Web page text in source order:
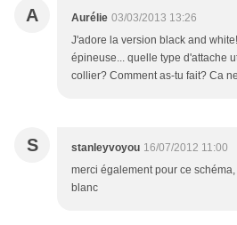
A Aurélie 03/03/2013 13:26
J'adore la version black and
épineuse... quelle type d'attache
collier? Comment as-tu fait? Ca
S stanleyvoyou 16/07/2012 11:00
merci également pour ce
blanc